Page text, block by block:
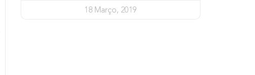
18 Março, 2019